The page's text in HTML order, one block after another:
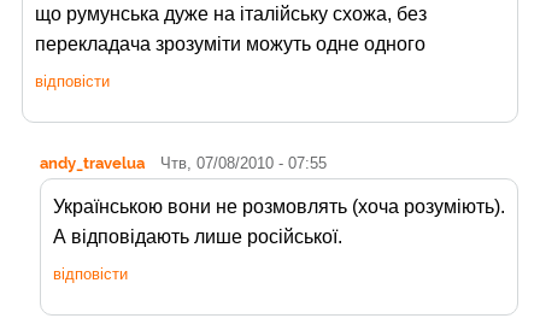
що румунська дуже на італійську схожа, без
перекладача зрозуміти можуть одне одного
відповісти
andy_travelua Чтв, 07/08/2010 - 07:55
Українською вони не розмовлять (хоча розуміють).
А відповідають лише російської.
відповісти